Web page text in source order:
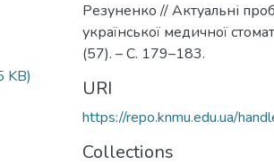
KB)
Резуненко // Актуальні
української медичної
(57). – С. 179–183.
URI
https://repo.knmu.edu.ua/
Collections